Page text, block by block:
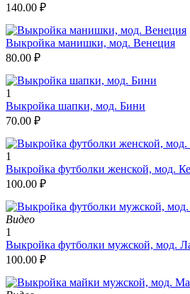
140.00 ₽
Выкройка манишки, мод. Венеция
80.00 ₽
1
Выкройка шапки, мод. Бини
70.00 ₽
1
Выкройка футболки женской, мод.
100.00 ₽
Видео
1
Выкройка футболки мужской, мод.
100.00 ₽